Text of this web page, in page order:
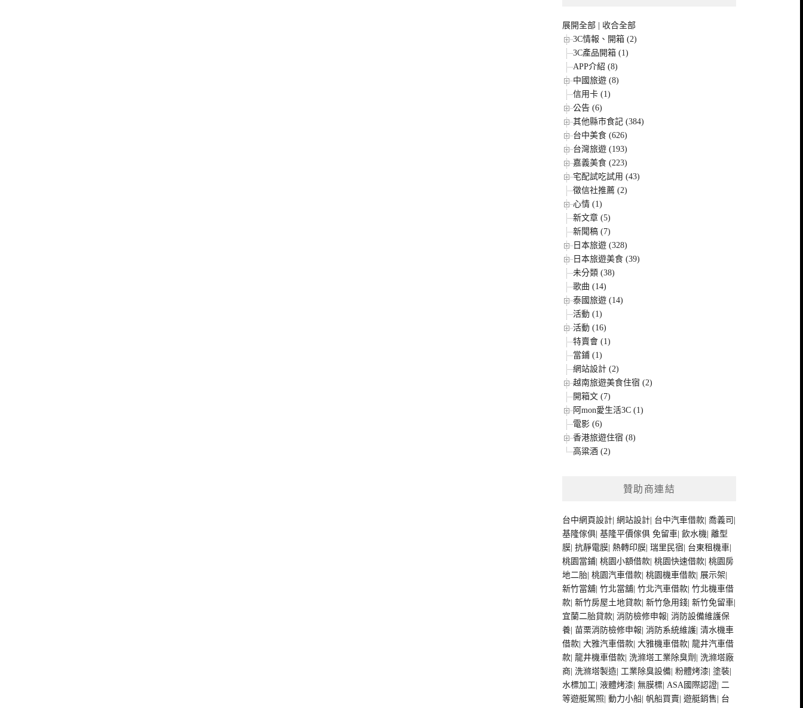
展開全部
收合全部
3C情報、開箱 (2)
3C產品開箱 (1)
APP介紹 (8)
中國旅遊 (8)
信用卡 (1)
公告 (6)
其他縣市食記 (384)
台中美食 (626)
台灣旅遊 (193)
嘉義美食 (223)
宅配試吃試用 (43)
徵信社推薦 (2)
心情 (1)
新文章 (5)
新聞稿 (7)
日本旅遊 (328)
日本旅遊美食 (39)
未分類 (38)
歌曲 (14)
泰國旅遊 (14)
活動 (1)
活動 (16)
特賣會 (1)
當鋪 (1)
網站設計 (2)
越南旅遊美食住宿 (2)
開箱文 (7)
阿mon愛生活3C (1)
電影 (6)
香港旅遊住宿 (8)
高粱酒 (2)
贊助商連結
台中網頁設計 |網站設計 台中汽車借款 |喬義司
基隆傢俱 |基隆平價傢俱 免留車 |飲水機 |離型
膜 |抗靜電膜 |熱轉印膜 |瑞里民宿 台東租機車
桃園當鋪 |桃園小額借款 |桃園快速借款 |桃園房
地二胎 |桃園汽車借款 |桃園機車借款 展示架
新竹當舖 |竹北當舖 |竹北汽車借款 |竹北機車借
款 |新竹房屋土地貸款 |新竹急用錢 |新竹免留車
宜蘭二胎貸款 |消防檢修申報 |消防設備維護保
養 |苗栗消防檢修申報 |消防系統維護 |清水機車
借款 |大雅汽車借款 |大雅機車借款 |龍井汽車借
款 |龍井機車借款 洗滌塔工業除臭劑
洗滌塔廠
商 洗滌塔製造 工業除臭設備 |粉體烤漆 |塗裝
水標加工 |液體烤漆 |無膜標 |ASA國際認證 |二
等遊艇駕照 |動力小船 帆船買賣 |遊艇銷售 台